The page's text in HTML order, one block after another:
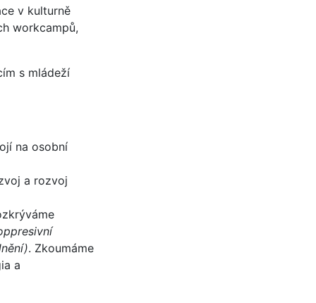
v kulturně
workcampů,
s mládeží
na osobní
a rozvoj
. Zkoumáme
a